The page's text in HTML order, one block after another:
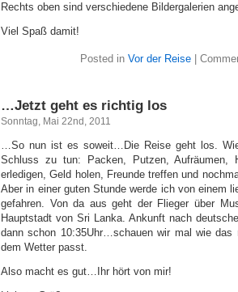
Rechts oben sind verschiedene Bildergalerien
Viel Spaß damit!
Posted in Vor der Reise|
…Jetzt geht es richtig los
Sonntag, Mai 22nd, 2011
…So nun ist es soweit…Die Reise geht los.
Schluss zu tun: Packen, Putzen, Aufräumen,
erledigen, Geld holen, Freunde treffen und
Aber in einer guten Stunde werde ich von einem
gefahren. Von da aus geht der Flieger über
Hauptstadt von Sri Lanka. Ankunft nach
dann schon 10:35Uhr…schauen wir mal wie das
dem Wetter passt.
Also macht es gut…Ihr hört von mir!